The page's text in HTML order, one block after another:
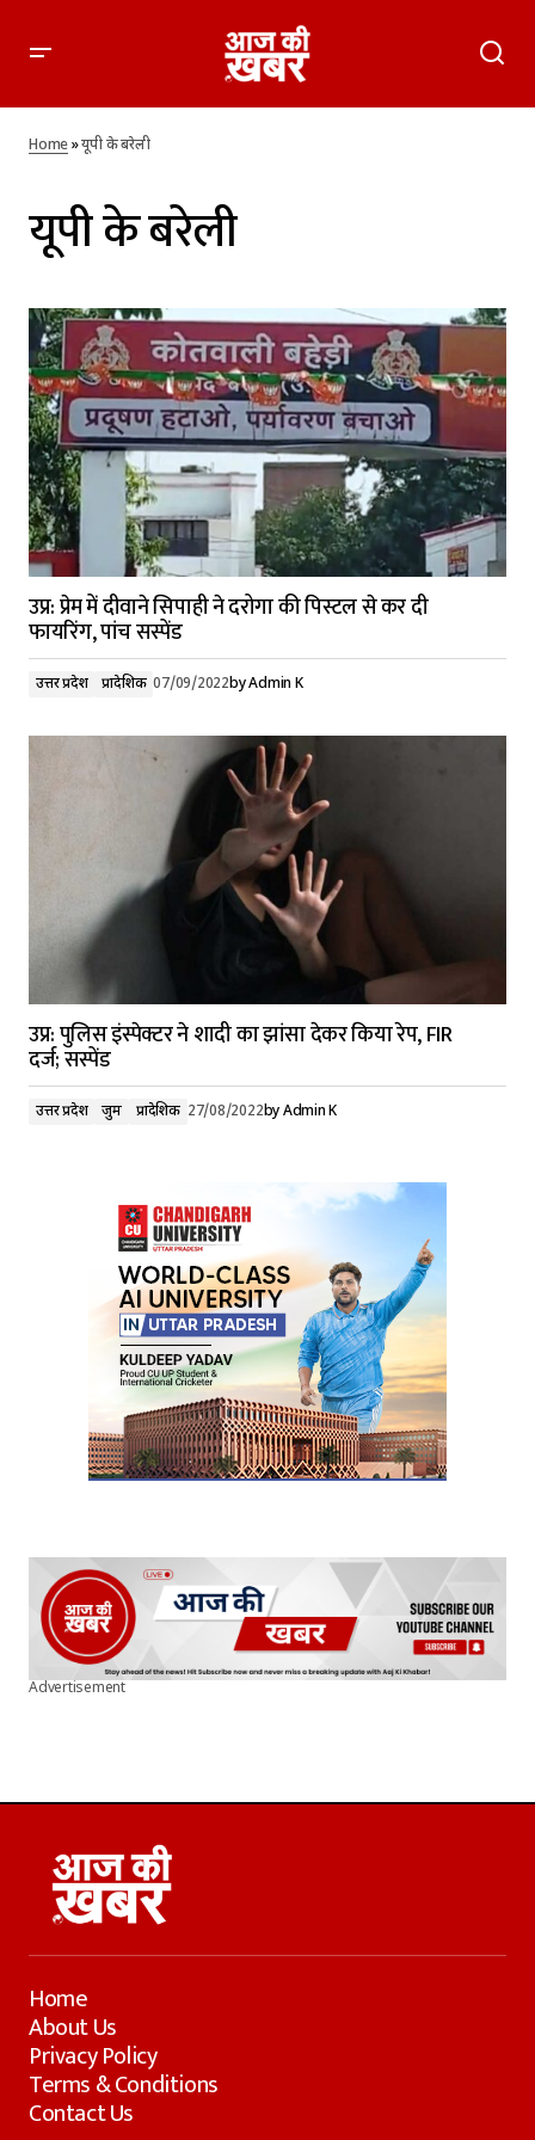
Home»यूपी के बरेली
यूपी के बरेली
उप्र: प्रेम में दीवाने सिपाही ने दरोगा की पिस्टल से कर दी
फायरिंग, पांच सस्पेंड
उत्तर प्रदेश प्रादेशिक 07/09/2022byAdmin K
उप्र: पुलिस इंस्पेक्टर ने शादी का झांसा देकर किया रेप, FIR
दर्ज; सस्पेंड
उत्तर प्रदेश जुर्म प्रादेशिक 27/08/2022byAdmin K
Advertisement
Home
About Us
Privacy Policy
Terms & Conditions
Contact Us